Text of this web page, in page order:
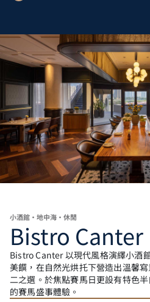
小酒館·地中海·休閒
Bistro Canter
Bistro Canter 以現代風格演繹小酒
美饌，在自然光烘托下營造出溫馨
二之選。於焦點賽馬日​更設有特色
的賽馬盛事體驗。